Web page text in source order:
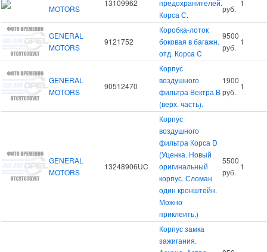
MOTORS
13109962
предохранителей.
Корса С.
руб.
1
GENERAL
MOTORS
9121752
Коробка-лоток
боковая в багажн.
отд. Корса C
9500
руб.
1
GENERAL
MOTORS
90512470
Корпус
воздушного
фильтра Вектра В
(верх. часть).
1900
руб.
1
GENERAL
MOTORS
13248906UC
Корпус
воздушного
фильтра Корса D
(Уценка. Новый
оригинальный
корпус. Сломан
один кронштейн.
Можно
приклеить.)
5500
руб.
1
Корпус замка
зажигания.